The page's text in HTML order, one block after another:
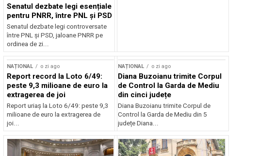
Senatul dezbate legi esențiale
pentru PNRR, între PNL și PSD
Senatul dezbate legi controversate
între PNL și PSD, jaloane PNRR pe
ordinea de zi...
NAȚIONAL o zi ago
Report record la Loto 6/49:
peste 9,3 milioane de euro la
extragerea de joi
Report uriaș la Loto 6/49: peste 9,3
milioane de euro la extragerea de
joi...
NAȚIONAL o zi ago
Diana Buzoianu trimite Corpul
de Control la Garda de Mediu
din cinci județe
Diana Buzoianu trimite Corpul de
Control la Garda de Mediu din 5
județe Diana...